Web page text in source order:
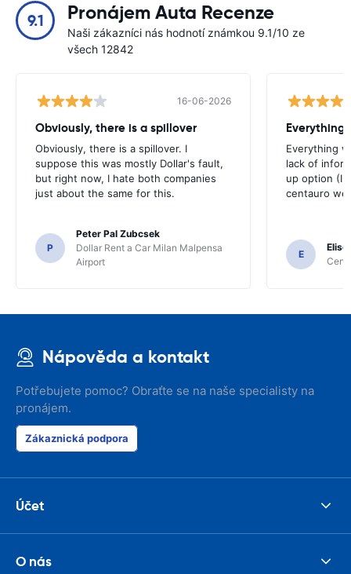
9.1 Pronájem Auta Recenze
Naši zákazníci nás hodnotí známkou 9.1/10 ze
všech 12842
16-06-2026
Obviously, there is a spillover
Obviously, there is a spillover. I
suppose this was mostly Dollar's fault,
but right now, I hate both companies
just about the same for this.
P
Peter Pal Zubcsek
Dollar Rent a Car Milan Malpensa
Airport
Everything
Everything
lack of
up option (I
centauro
E
Nápověda a kontakt
Potřebujete pomoc? Obraťte se na naše specialisty na
pronájem.
Zákaznická podpora
Účet
O nás